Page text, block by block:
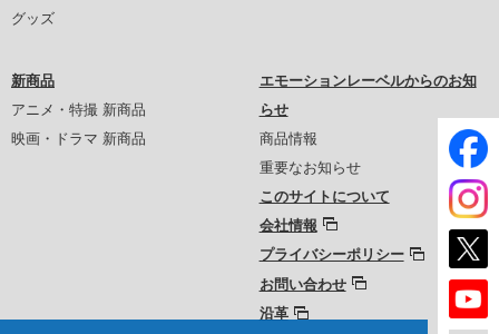
グッズ
新商品
アニメ・特撮 新商品
映画・ドラマ 新商品
エモーションレーベルからのお知
らせ
商品情報
重要なお知らせ
このサイトについて
会社情報
プライバシーポリシー
お問い合わせ
沿革